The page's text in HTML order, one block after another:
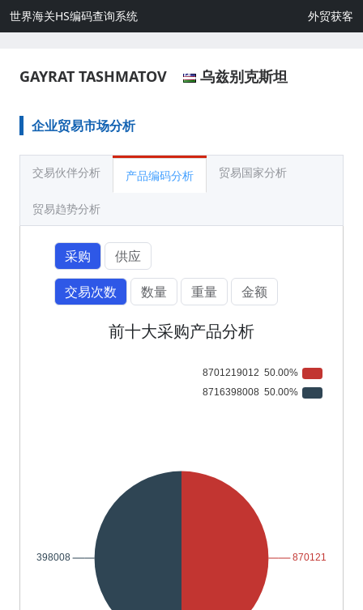
世界海关HS编码查询系统 外贸获客
GAYRAT TASHMATOV 乌兹别克斯坦
企业贸易市场分析
交易伙伴分析 产品编码分析 贸易国家分析
贸易趋势分析
采购
供应
交易次数
数量 重量 金额
前十大采购产品分析